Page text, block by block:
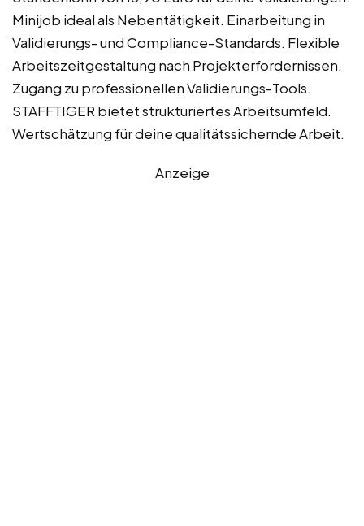
Minijob ideal als Nebentätigkeit. Einarbeitung in
Validierungs- und Compliance-Standards. Flexible
Arbeitszeitgestaltung nach Projekterfordernissen.
Zugang zu professionellen Validierungs-Tools.
STAFFTIGER bietet strukturiertes Arbeitsumfeld.
Wertschätzung für deine qualitätssichernde Arbeit.
Anzeige